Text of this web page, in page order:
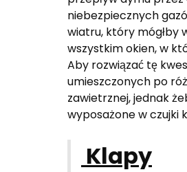
niebezpiecznych
wiatru, który mógłby
wszystkim okien, w
Aby rozwiązać tę
umieszczonych po
zawietrznej, jednak
wyposażone w czujki
Klapy